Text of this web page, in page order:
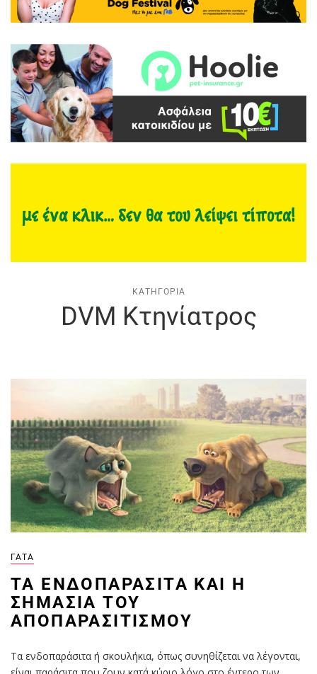
ΚΑΤΗΓΟΡΊΑ
DVM Kτηνίατρος
ΓΆΤΑ
ΤΑ ΕΝΔΟΠΑΡΆΣΙΤΑ ΚΑΙ Η
ΣΗΜΑΣΊΑ ΤΟΥ
ΑΠΟΠΑΡΑΣΙΤΙΣΜΟΎ
Τα ενδοπαράσιτα ή σκουλήκια, όπως συνηθίζεται να λέγονται,